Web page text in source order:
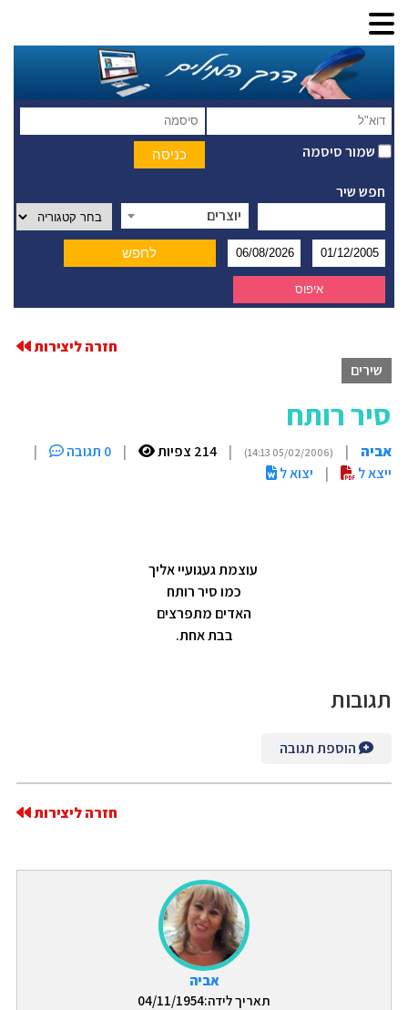
שמור סיסמה
חפש שיר
יוצרים
אביה
תאריך לידה:04/11/1954
חזרה ליצירות
שירים
סיר רותח
אביה |
(05/02/2006 14:13)
| 214 צפיות | 0 תגובה
|
ייצא ל
| יצוא ל
עוצמת געגועיי אליך
כמו סיר רותח
האדים מתפרצים
בבת אחת.
תגובות
הוספת תגובה
חזרה ליצירות